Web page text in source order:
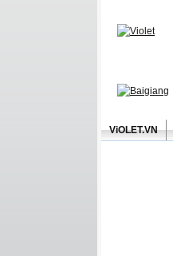
ViOLET.VN